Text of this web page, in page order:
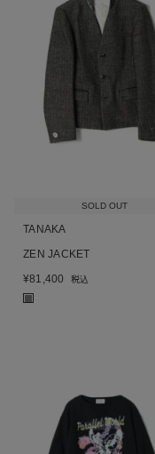
SOLD OUT
TANAKA
ZEN JACKET
¥81,400 税込
■